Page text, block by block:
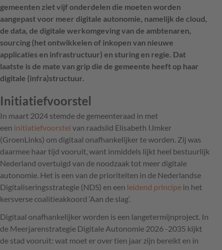
gemeenten ziet vijf onderdelen die moeten worden
aangepast voor meer digitale autonomie, namelijk de cloud,
de data, de digitale werkomgeving van de ambtenaren,
sourcing (het ontwikkelen of inkopen van nieuwe
applicaties en infrastructuur) en sturing en regie. Dat
laatste is de mate van grip die de gemeente heeft op haar
digitale (infra)structuur.
Initiatiefvoorstel
In maart 2024 stemde de gemeenteraad in met
een initiatiefvoorstel van raadslid Elisabeth IJmker
(GroenLinks) om digitaal onafhankelijker te worden. Zij was
daarmee haar tijd vooruit, want inmiddels lijkt heel bestuurlijk
Nederland overtuigd van de noodzaak tot meer digitale
autonomie. Het is een van de prioriteiten in de Nederlandse
Digitaliseringsstrategie (NDS) en een leidend principe in het
kersverse coalitieakkoord ‘Aan de slag’.
Digitaal onafhankelijker worden is een langetermijnproject. In
de Meerjarenstrategie Digitale Autonomie 2026 -2035 kijkt
de stad vooruit: wat moet er over tien jaar zijn bereikt en in